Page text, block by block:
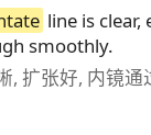
line is clear,
smoothly.
, 扩张好, 内镜通